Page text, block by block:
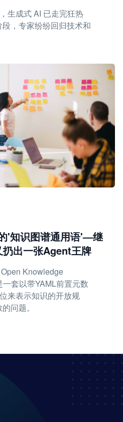
生成式 AI 已走完狂热
，专家纷纷回归技术和
'知识图谱通用语'—继
出一张Agent王牌
Knowledge
套以带YAML前置元数
来表示知识的开放规
问题。